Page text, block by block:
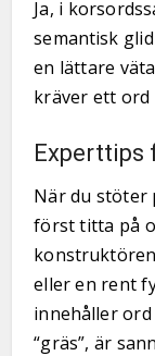
Ja, i
semantisk
en lättare
kräver ett ord
Experttips
När du stöter
först titta på
eller en rent
innehåller ord
“gräs”, är